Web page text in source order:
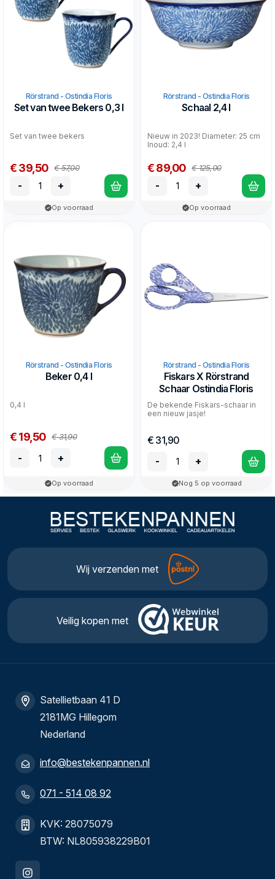
Rörstrand - Ostindia Floris
Set van twee Bekers 0,3 l
Set van twee bekers
€ 39,50 € 57,00
- +
Op voorraad
Rörstrand - Ostindia Floris
Schaal 2,4 l
Nieuw in 2023! Diameter: 25 cm
Inoud: 2,4 l
€ 89,00 € 125,00
- +
Op voorraad
Rörstrand - Ostindia Floris
Beker 0,4 l
0,4 l
€ 19,50 € 31,90
- +
Op voorraad
Rörstrand - Ostindia Floris
Fiskars X Rörstrand
Schaar Ostindia Floris
De bekende Fiskars-schaar in
een nieuw jasje!
€ 31,90
-
+
Nog 5 op voorraad
Wij verzenden met
Veilig kopen met
Satellietbaan 41 D
2181MG Hillegom
Nederland
info@bestekenpannen.nl
071 - 514 08 92
KVK: 28075079
BTW: NL805938229B01